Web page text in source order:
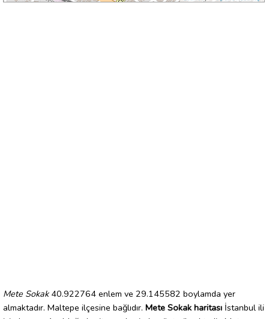
Mete Sokak40.922764 enlem ve 29.145582 boylamda yer
almaktadır. Maltepe ilçesine bağlıdır. Mete Sokak haritası İstanbul ili